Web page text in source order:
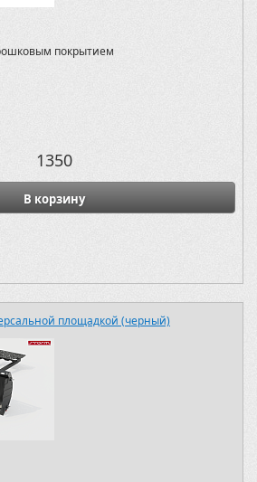
покрытием
1350
В корзину
площадкой (черный)